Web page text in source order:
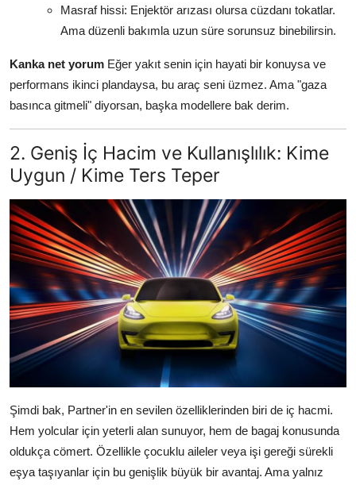
Masraf hissi: Enjektör arızası olursa cüzdanı tokatlar.
Ama düzenli bakımla uzun süre sorunsuz binebilirsin.
Kanka net yorum Eğer yakıt senin için hayati bir konuysa ve
performans ikinci plandaysa, bu araç seni üzmez. Ama "gaza
basınca gitmeli" diyorsan, başka modellere bak derim.
2. Geniş İç Hacim ve Kullanışlılık: Kime
Uygun / Kime Ters Teper
Şimdi bak, Partner'in en sevilen özelliklerinden biri de iç hacmi.
Hem yolcular için yeterli alan sunuyor, hem de bagaj konusunda
oldukça cömert. Özellikle çocuklu aileler veya işi gereği sürekli
eşya taşıyanlar için bu genişlik büyük bir avantaj. Ama yalnız